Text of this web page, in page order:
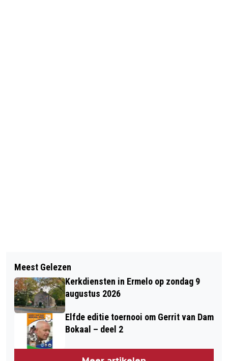
DRIE GEMEENTEN DOEN HET SAMEN
MET NATUURGIDS AAN DE
WINTERWANDEL
Meest Gelezen
Kerkdiensten in Ermelo op zondag 9
augustus 2026
Elfde editie toernooi om Gerrit van Dam
Bokaal – deel 2